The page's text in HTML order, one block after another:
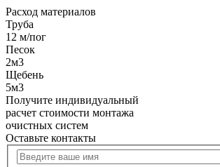
Расход материалов
Труба
12 м/пог
Песок
2м3
Щебень
5м3
Получите индивидуальный
расчет стоимости монтажа
очистных систем
Оставьте контакты